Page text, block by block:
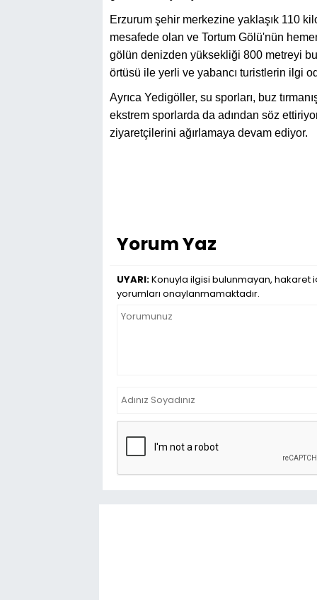
Erzurum şehir merkezine yaklaşık 110
mesafede olan ve Tortum Gölü'nün
gölün denizden yüksekliği 800 metreyi
örtüsü ile yerli ve yabancı turistlerin ilgi
Ayrıca Yedigöller, su sporları, buz
ekstrem sporlarda da adından söz
ziyaretçilerini ağırlamaya devam ediyor.
Yorum Yaz
UYARI:Konuyla ilgisi bulunmayan, hakaret
yorumları onaylanmamaktadır.